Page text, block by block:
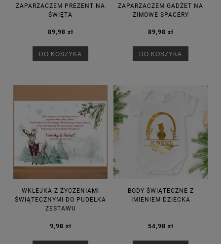
ZAPARZACZEM PREZENT NA
ŚWIĘTA
89,98 zł
DO KOSZYKA
ZAPARZACZEM GADŻET NA
ZIMOWE SPACERY
89,98 zł
DO KOSZYKA
WKLEJKA Z ŻYCZENIAMI
ŚWIĄTECZNYMI DO PUDEŁKA
ZESTAWU
9,98 zł
BODY ŚWIĄTECZNE Z
IMIENIEM DZIECKA
54,98 zł